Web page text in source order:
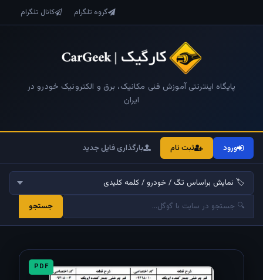
گروه تلگرام کانال تلگرام
پایگاه اینترنتی آموزش فنی مکانیک، برق و الکترونیک خودرو در
ایران
ورود ثبت نام بارگذاری فایل جدید
جستجو
PDF